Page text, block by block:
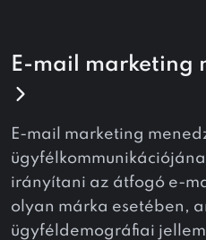
E-mail marketing
E-mail marketing
irányítani az átfogó e-
olyan márka esetében,
ügyféldemográfiai